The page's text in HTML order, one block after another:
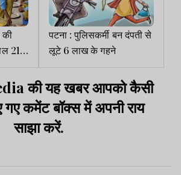
की
21
पटना : पुलिसकर्मी बन दंपती से
लूटे 6 लाख के गहने
की यह खबर आपको कैसी
गए कमेंट बॉक्स में अपनी राय
साझा करें.